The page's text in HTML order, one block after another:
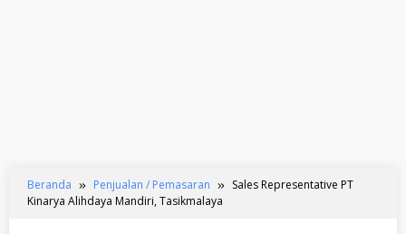
Beranda Penjualan / Pemasaran
Sales Representative PT
Kinarya Alihdaya Mandiri, Tasikmalaya